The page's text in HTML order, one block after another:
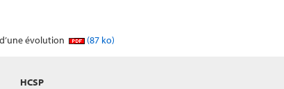
évolution
(87 ko)
HCSP